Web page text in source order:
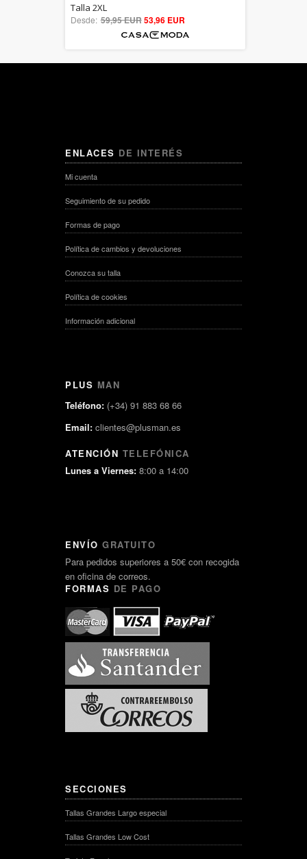
out of 5
Talla 2XL
Desde: 59,95 EUR53,96 EUR
ENLACES DE INTERÉS
Mi cuenta
Seguimiento de su pedido
Formas de pago
Política de cambios y devoluciones
Conozca su talla
Política de cookies
Información adicional
PLUS MAN
Teléfono: (+34) 91 883 68 66
Email: clientes@plusman.es
ATENCIÓN TELEFÓNICA
Lunes a Viernes: 8:00 a 14:00
ENVÍO GRATUITO
Para pedidos superiores a 50€ con recogida
en oficina de correos.
FORMAS DE PAGO
SECCIONES
Tallas Grandes Largo especial
Tallas Grandes Low Cost